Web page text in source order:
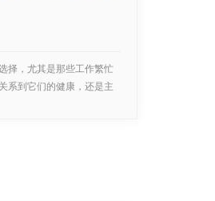
择，尤其是那些工作繁忙
系到它们的健康，还是主